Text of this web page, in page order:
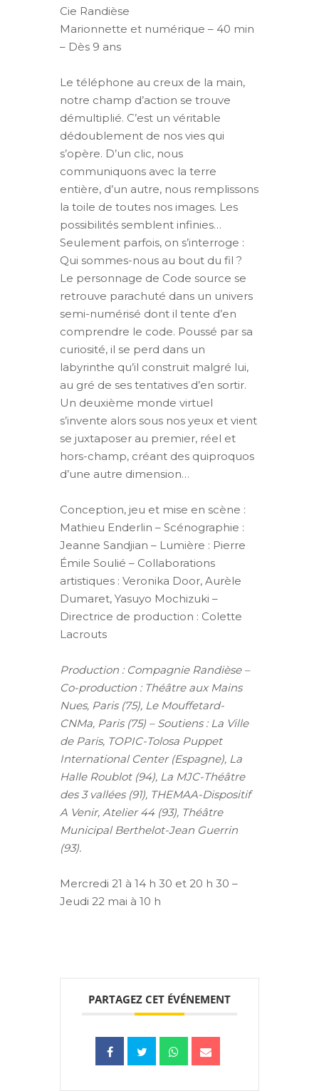
Cie Randièse
Marionnette et numérique – 40 min
– Dès 9 ans
Le téléphone au creux de la main,
notre champ d’action se trouve
démultiplié. C’est un véritable
dédoublement de nos vies qui
s’opère. D’un clic, nous
communiquons avec la terre
entière, d’un autre, nous remplissons
la toile de toutes nos images. Les
possibilités semblent infinies…
Seulement parfois, on s’interroge :
Qui sommes-nous au bout du fil ?
Le personnage de Code source se
retrouve parachuté dans un univers
semi-numérisé dont il tente d’en
comprendre le code. Poussé par sa
curiosité, il se perd dans un
labyrinthe qu’il construit malgré lui,
au gré de ses tentatives d’en sortir.
Un deuxième monde virtuel
s’invente alors sous nos yeux et vient
se juxtaposer au premier, réel et
hors-champ, créant des quiproquos
d’une autre dimension…
Conception, jeu et mise en scène :
Mathieu Enderlin – Scénographie :
Jeanne Sandjian – Lumière : Pierre
Émile Soulié – Collaborations
artistiques : Veronika Door, Aurèle
Dumaret, Yasuyo Mochizuki –
Directrice de production : Colette
Lacrouts
Production : Compagnie Randièse –
Co-production : Théâtre aux Mains
Nues, Paris (75), Le Mouffetard-
CNMa, Paris (75) – Soutiens : La Ville
de Paris, TOPIC-Tolosa Puppet
International Center (Espagne), La
Halle Roublot (94), La MJC-Théâtre
des 3 vallées (91), THEMAA-Dispositif
A Venir, Atelier 44 (93), Théâtre
Municipal Berthelot-Jean Guerrin
(93).
Mercredi 21 à 14 h 30 et 20 h 30 –
Jeudi 22 mai à 10 h
PARTAGEZ CET ÉVÉNEMENT